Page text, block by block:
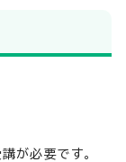
が必要です。